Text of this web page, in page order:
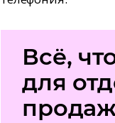
Всё,
для